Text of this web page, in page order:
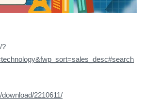
?
2210611/